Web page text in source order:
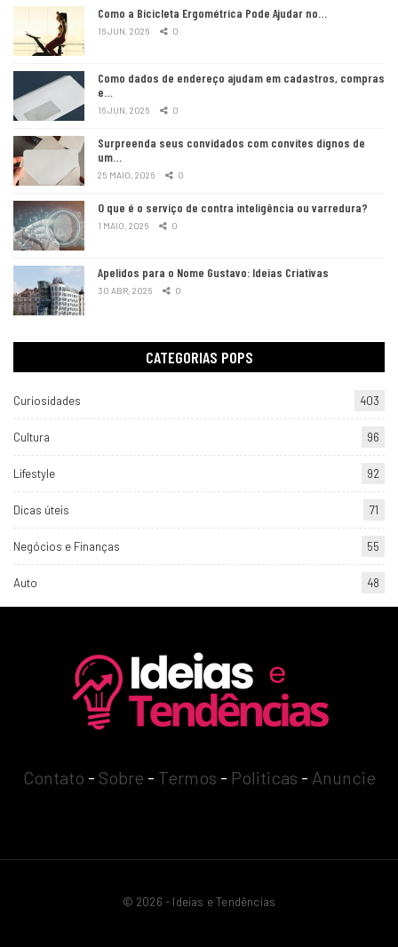
Como a Bicicleta Ergométrica Pode Ajudar no…
16 JUN, 2026 0
Como dados de endereço ajudam em cadastros, compras
e…
16 JUN, 2026 0
Surpreenda seus convidados com convites dignos de
um…
25 MAIO, 2026 0
O que é o serviço de contra inteligência ou varredura?
1 MAIO, 2026 0
Apelidos para o Nome Gustavo: Ideias Criativas
30 ABR, 2026 0
CATEGORIAS POPS
Curiosidades 403
Cultura 96
Lifestyle 92
Dicas úteis 71
Negócios e Finanças 55
Auto 48
Contato - Sobre - Termos - Politicas - Anuncie
© 2026 - Ideias e Tendências